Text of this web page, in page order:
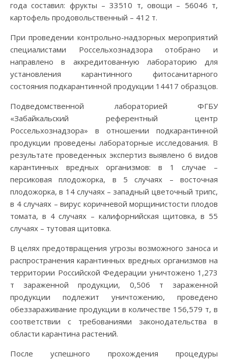
года составил: фрукты – 33510 т, овощи – 56046 т,
картофель продовольственный – 412 т.
При проведении контрольно-надзорных мероприятий
специалистами Россельхознадзора отобрано и
направлено в аккредитованную лабораторию для
установления карантинного фитосанитарного
состояния подкарантинной продукции 14417 образцов.
Подведомственной лабораторией ФГБУ
«Забайкальский референтный центр
Россельхознадзора» в отношении подкарантинной
продукции проведены лабораторные исследования. В
результате проведенных экспертиз выявлено 6 видов
карантинных вредных организмов: в 1 случае –
персиковая плодожорка, в 5 случаях – восточная
плодожорка, в 14 случаях – западный цветочный трипс,
в 4 случаях – вирус коричневой морщинистости плодов
томата, в 4 случаях – калифорнийская щитовка, в 55
случаях – тутовая щитовка.
В целях предотвращения угрозы возможного заноса и
распространения карантинных вредных организмов на
территории Российской Федерации уничтожено 1,273
т зараженной продукции, 0,506 т зараженной
продукции подлежит уничтожению, проведено
обеззараживание продукции в количестве 156,579 т, в
соответствии с требованиями законодательства в
области карантина растений.
После успешного прохождения процедуры